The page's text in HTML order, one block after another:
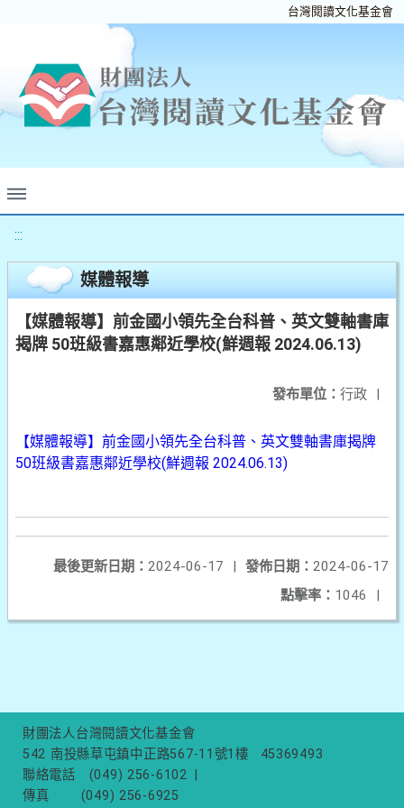
台灣閱讀文化基金會
:::
媒體報導
【媒體報導】前金國小領先全台科普、英文雙軸書庫
揭牌 50班級書嘉惠鄰近學校(鮮週報 2024.06.13)
發布單位： 行政 |
【媒體報導】前金國小領先全台科普、英文雙軸書庫揭牌
50班級書嘉惠鄰近學校(鮮週報 2024.06.13)
發佈日期： 2024-06-17
最後更新日期： 2024-06-17
|
點擊率： 1046 |
財團法人台灣閱讀文化基金會
542 南投縣草屯鎮中正路567-11號1樓
45369493
聯絡電話
(049) 256-6102
傳真
(049) 256-6925